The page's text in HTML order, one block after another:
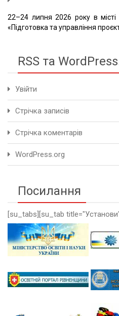
22–24 липня 2026 року в місті
«Підготовка та управління
RSS та
Увійти
Стрічка записів
Стрічка коментарів
WordPress.org
Посилання
[su_tabs][su_tab